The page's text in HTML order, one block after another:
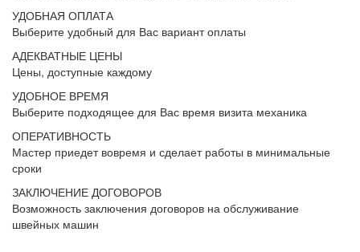
УДОБНАЯ ОПЛАТА
Выберите удобный для Вас вариант оплаты
АДЕКВАТНЫЕ ЦЕНЫ
Цены, доступные каждому
УДОБНОЕ ВРЕМЯ
Выберите подходящее для Вас время визита механика
ОПЕРАТИВНОСТЬ
Мастер приедет вовремя и сделает работы в минимальные
сроки
ЗАКЛЮЧЕНИЕ ДОГОВОРОВ
Возможность заключения договоров на обслуживание
швейных машин